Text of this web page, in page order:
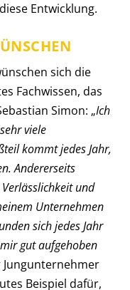
Entwicklung.
sich die
Fachwissen, das
Simon: „Ich
viele
kommt jedes Jahr,
Andererseits
und
Unternehmen
sich jedes Jahr
gut aufgehoben
Jungunternehmer
Beispiel dafür,